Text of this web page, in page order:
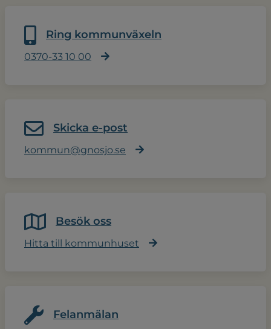
Ring kommunväxeln
0370-33 10 00
Skicka e-post
kommun@gnosjo.se
Besök oss
Hitta till kommunhuset
Felanmälan